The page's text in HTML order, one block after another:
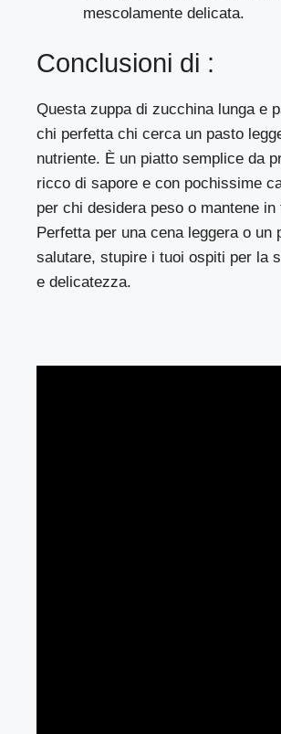
mescolamente delicata.
Conclusioni di :
Questa zuppa di zucchina lunga e
chi perfetta chi cerca un pasto
nutriente. È un piatto semplice da
ricco di sapore e con pochissime
per chi desidera peso o mantene in
Perfetta per una cena leggera o un
salutare, stupire i tuoi ospiti per la
e delicatezza.